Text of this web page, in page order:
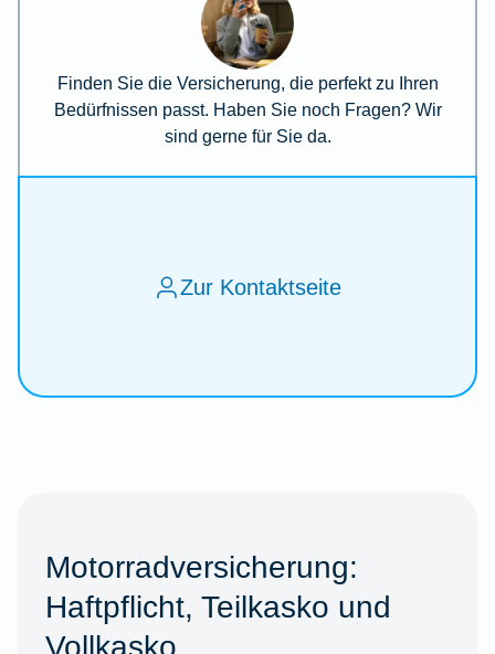
Finden Sie die Versicherung, die perfekt zu Ihren
Bedürfnissen passt. Haben Sie noch Fragen? Wir
sind gerne für Sie da.
Zur Kontaktseite
Motorradversicherung:
Haftpflicht, Teilkasko und
Vollkasko